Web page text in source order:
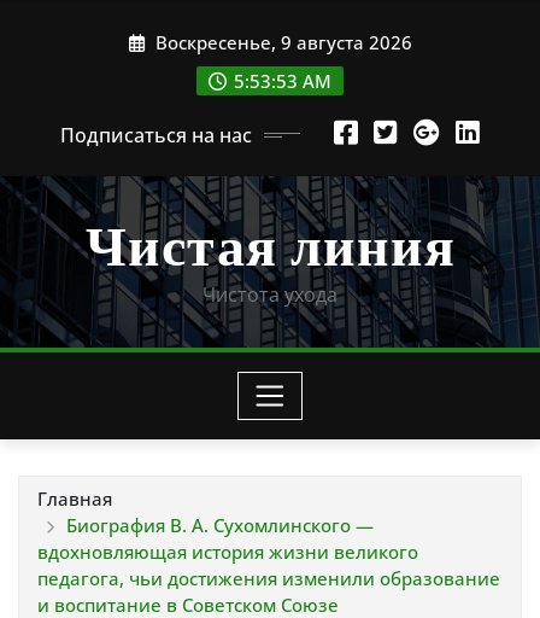
Воскресенье, 9 августа 2026
5:53:54 AM
Подписаться на нас
Чистая линия
Чистота ухода
Главная
Биография В. А. Сухомлинского —
вдохновляющая история жизни великого
педагога, чьи достижения изменили образование
и воспитание в Советском Союзе